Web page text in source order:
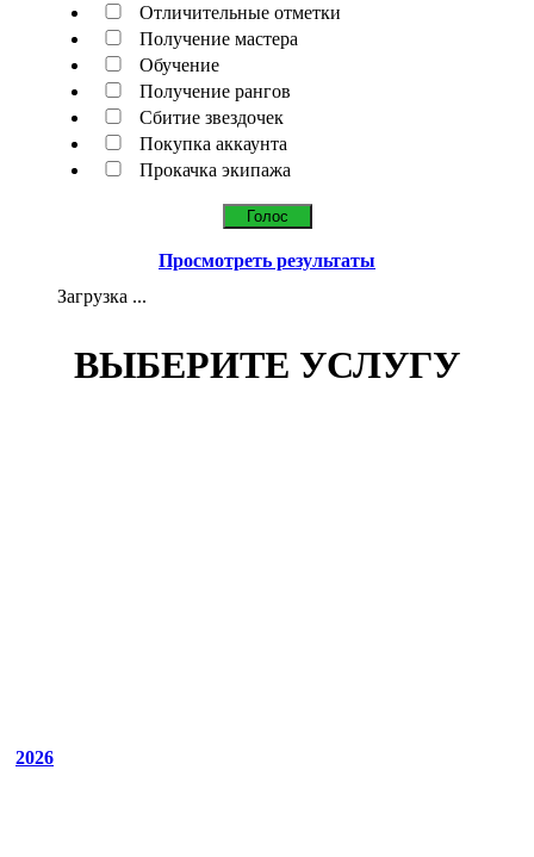
Отличительные отметки
Получение мастера
Обучение
Получение рангов
Сбитие звездочек
Покупка аккаунта
Прокачка экипажа
Просмотреть результаты
Загрузка ...
ВЫБЕРИТЕ УСЛУГУ
2026